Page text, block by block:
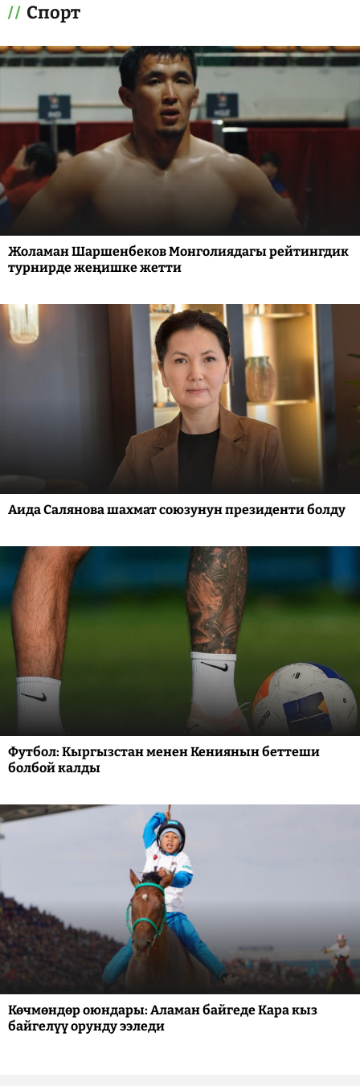
Спорт
Жоламан Шаршенбеков Монголиядагы рейтингдик
турнирде жеңишке жетти
Аида Салянова шахмат союзунун президенти болду
Футбол: Кыргызстан менен Кениянын беттеши
болбой калды
Көчмөндөр оюндары: Аламан байгеде Кара кыз
байгелүү орунду ээледи